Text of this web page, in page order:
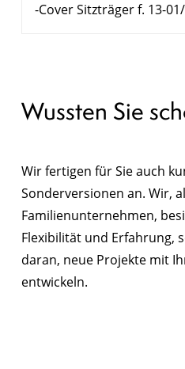
-Cover Sitzträger f. 13-
Wussten Sie
Wir fertigen für Sie auch
Sonderversionen an. Wir,
Familienunternehmen,
Flexibilität und Erfahrung,
daran, neue Projekte mit
entwickeln.